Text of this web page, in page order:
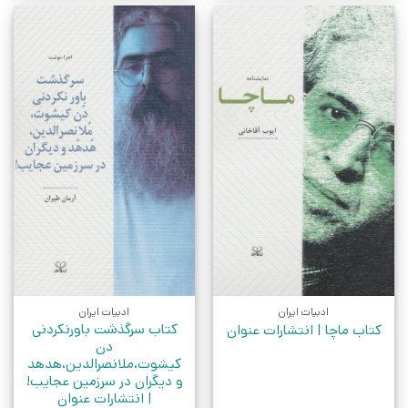
ادبیات ایران
کتاب ماچا | انتشارات عنوان
ادبیات ایران
کتاب سرگذشت باورنکردنی
دن
کیشوت،ملانصرالدین،هدهد
و دیگران در سرزمین عجایب!
| انتشارات عنوان